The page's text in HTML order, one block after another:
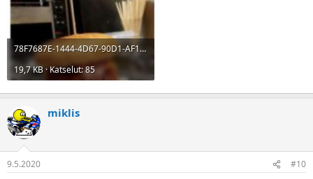
78F7687E-1444-4D67-90D1-AF15206AC384.jpg
19,7 KB · Katselut: 85
miklis
9.5.2020 #10